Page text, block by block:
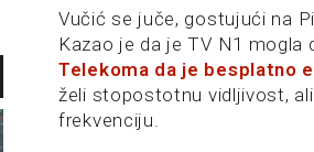
Vučić se juče, gostujući na
Kazao je da je TV N1
Telekoma da je besplatno
želi stopostotnu vidljivost,
frekvenciju.